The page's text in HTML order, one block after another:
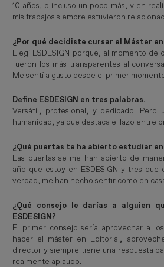
10 años, o incluso un poco más, y en
mis trabajos siempre estuvieron
¿Por qué decidiste cursar el Máster en
Elegí ESDESIGN porque, al momento de
fueron los más transparentes al
Me sentí a gusto desde el primer
Define ESDESIGN en tres palabras.
Versátil, profesional, y dedicado. Pero
humanidad, ya que destaca el lazo entre
¿Qué puertas te ha abierto estudiar en
Las puertas se me han abierto de
año que estoy en ESDESIGN y tres
verdad, me han hecho sentir como en
¿Qué consejo le darías a alguien
ESDESIGN?
El primer consejo sería aprovechar a
hacer el máster en Editorial,
director y siempre tiene una respuesta
realmente aplaudo.